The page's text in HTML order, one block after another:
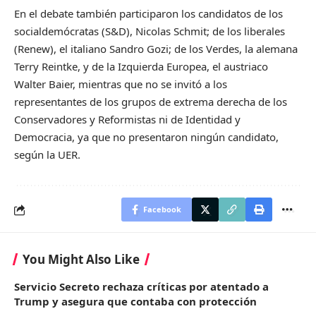
En el debate también participaron los candidatos de los
socialdemócratas (S&D), Nicolas Schmit; de los liberales
(Renew), el italiano Sandro Gozi; de los Verdes, la alemana
Terry Reintke, y de la Izquierda Europea, el austriaco
Walter Baier, mientras que no se invitó a los
representantes de los grupos de extrema derecha de los
Conservadores y Reformistas ni de Identidad y
Democracia, ya que no presentaron ningún candidato,
según la UER.
Facebook
You Might Also Like
Servicio Secreto rechaza críticas por atentado a
Trump y asegura que contaba con protección